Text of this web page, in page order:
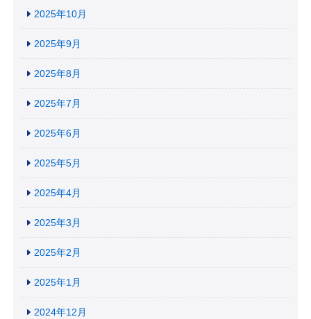
2025年10月
2025年9月
2025年8月
2025年7月
2025年6月
2025年5月
2025年4月
2025年3月
2025年2月
2025年1月
2024年12月